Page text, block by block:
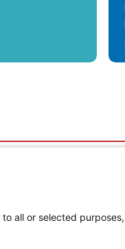
all or selected